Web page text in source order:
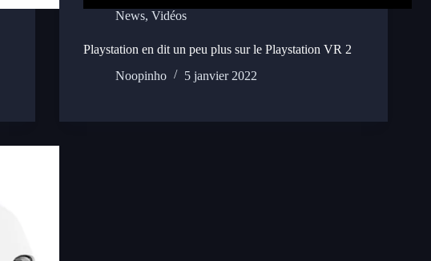
News,Vidéos
Playstation en dit un peu plus sur le Playstation VR 2
Noopinho
5 janvier 2022